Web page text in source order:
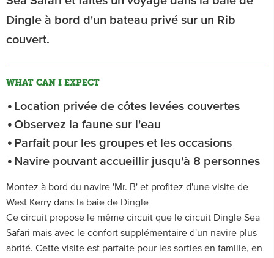
Dingle à bord d'un bateau privé sur un Rib
couvert.
WHAT CAN I EXPECT
Location privée de côtes levées couvertes
Observez la faune sur l'eau
Parfait pour les groupes et les occasions
Navire pouvant accueillir jusqu'à 8 personnes
Montez à bord du navire 'Mr. B' et profitez d'une visite de
West Kerry dans la baie de Dingle
Ce circuit propose le même circuit que le circuit Dingle Sea
Safari mais avec le confort supplémentaire d'un navire plus
abrité. Cette visite est parfaite pour les sorties en famille, en